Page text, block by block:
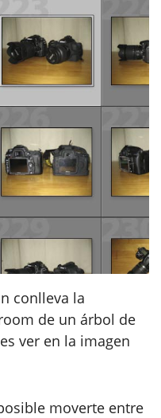
conlleva la
de un árbol de
ver en la imagen
moverte entre